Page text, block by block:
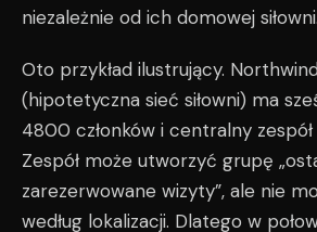
niezależnie od ich domowej siłowni.
Oto przykład ilustrujący.
(hipotetyczna sieć siłowni) ma
4800 członków i centralny
Zespół może utworzyć grupę
zarezerwowane wizyty”, ale nie
według lokalizacji. Dlatego w